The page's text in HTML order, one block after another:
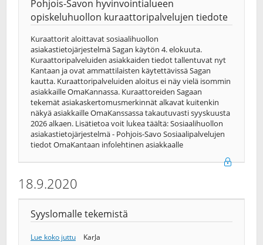
Pohjois-Savon hyvinvointialueen
opiskeluhuollon kuraattoripalvelujen tiedote
Kuraattorit aloittavat sosiaalihuollon
asiakastietojärjestelmä Sagan käytön 4. elokuuta.
Kuraattoripalveluiden asiakkaiden tiedot tallentuvat nyt
Kantaan ja ovat ammattilaisten käytettävissä Sagan
kautta. Kuraattoripalveluiden aloitus ei näy vielä isommin
asiakkaille OmaKannassa. Kuraattoreiden Sagaan
tekemät asiakaskertomusmerkinnät alkavat kuitenkin
näkyä asiakkaille OmaKanssassa takautuvasti syyskuusta
2026 alkaen. Lisätietoa voit lukea täältä: Sosiaalihuollon
asiakastietojärjestelmä - Pohjois-Savo Sosiaalipalvelujen
tiedot OmaKantaan infolehtinen asiakkaalle
18.9.2020
Syyslomalle tekemistä
Lue koko juttu KarJa